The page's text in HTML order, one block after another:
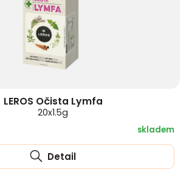
LEROS Očista Lymfa
20x1.5g
skladem
Detail